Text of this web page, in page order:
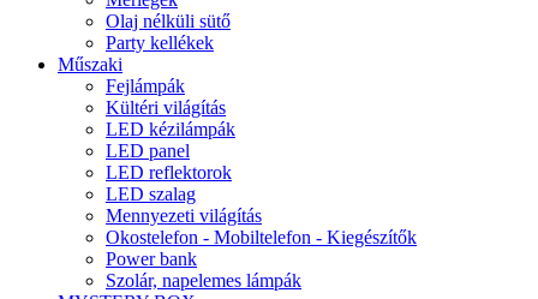
Olaj nélküli sütő
Party kellékek
Műszaki
Fejlámpák
Kültéri világítás
LED kézilámpák
LED panel
LED reflektorok
LED szalag
Mennyezeti világítás
Okostelefon - Mobiltelefon - Kiegészítők
Power bank
Szolár, napelemes lámpák